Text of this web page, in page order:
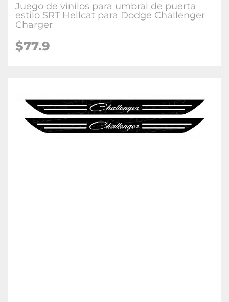
Juego de vinilos para umbral de puerta
estilo SRT Hellcat para Dodge Challenger
Charger
$77.9